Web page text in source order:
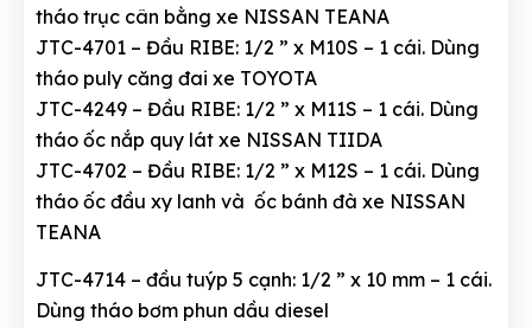
tháo trục cân bằng xe NISSAN TEANA
JTC-4701 – Đầu RIBE: 1/2 ” x M10S – 1 cái. Dùng
tháo puly căng đai xe TOYOTA
JTC-4249 – Đầu RIBE: 1/2 ” x M11S – 1 cái. Dùng
tháo ốc nắp quy lát xe NISSAN TIIDA
JTC-4702 – Đầu RIBE: 1/2 ” x M12S – 1 cái. Dùng
tháo ốc đầu xy lanh và ốc bánh đà xe NISSAN
TEANA
JTC-4714 – đầu tuýp 5 cạnh: 1/2 ” x 10 mm – 1 cái.
Dùng tháo bơm phun dầu diesel